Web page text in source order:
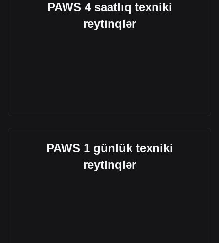
PAWS 4 saatlıq texniki
reytinqlər
PAWS 1 günlük texniki
reytinqlər